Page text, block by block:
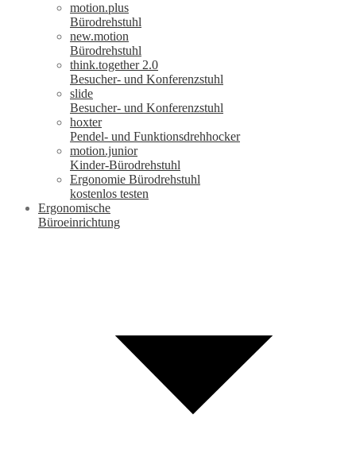
motion.plus
Bürodrehstuhl
new.motion
Bürodrehstuhl
think.together 2.0
Besucher- und Konferenzstuhl
slide
Besucher- und Konferenzstuhl
hoxter
Pendel- und Funktionsdrehhocker
motion.junior
Kinder-Bürodrehstuhl
Ergonomie Bürodrehstuhl
kostenlos testen
Ergonomische
Büroeinrichtung